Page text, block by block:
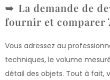
La demande de
fournir et comparer
Vous adressez au
techniques, le volume
détail des objets. Tout à fait,